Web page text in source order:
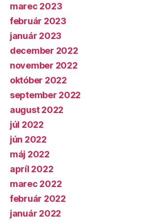
marec 2023
február 2023
január 2023
december 2022
november 2022
október 2022
september 2022
august 2022
júl 2022
jún 2022
máj 2022
apríl 2022
marec 2022
február 2022
január 2022